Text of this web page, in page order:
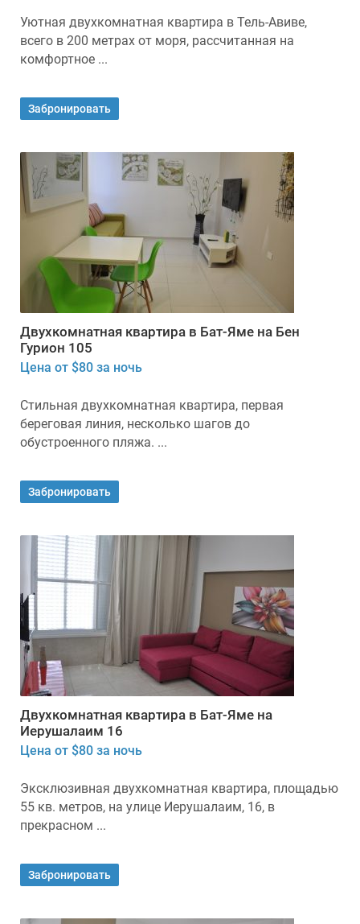
Уютная двухкомнатная квартира в Тель-Авиве,
всего в 200 метрах от моря, рассчитанная на
комфортное ...
Забронировать
Двухкомнатная квартира в Бат-Яме на Бен
Гурион 105
Цена от $80 за ночь
Стильная двухкомнатная квартира, первая
береговая линия, несколько шагов до
обустроенного пляжа. ...
Забронировать
Двухкомнатная квартира в Бат-Яме на
Иерушалаим 16
Цена от $80 за ночь
Эксклюзивная двухкомнатная квартира, площадью
55 кв. метров, на улице Иерушалаим, 16, в
прекрасном ...
Забронировать